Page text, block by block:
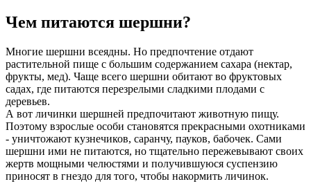
Чем питаются шершни?
Многие шершни всеядны. Но предпочтение отдают
растительной пище с большим содержанием сахара (нектар,
фрукты, мед). Чаще всего шершни обитают во фруктовых
садах, где питаются перезрелыми сладкими плодами с
деревьев.
А вот личинки шершней предпочитают животную пищу.
Поэтому взрослые особи становятся прекрасными охотниками
- уничтожают кузнечиков, саранчу, пауков, бабочек. Сами
шершни ими не питаются, но тщательно пережевывают своих
жертв мощными челюстями и получившуюся суспензию
приносят в гнездо для того, чтобы накормить личинок.